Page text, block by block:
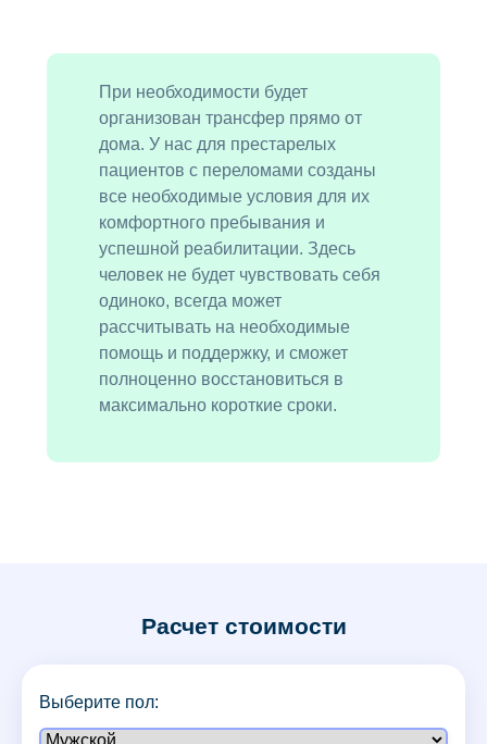
При необходимости будет
организован трансфер прямо от
дома. У нас для престарелых
пациентов с переломами созданы
все необходимые условия для их
комфортного пребывания и
успешной реабилитации. Здесь
человек не будет чувствовать себя
одиноко, всегда может
рассчитывать на необходимые
помощь и поддержку, и сможет
полноценно восстановиться в
максимально короткие сроки.
Расчет стоимости
Выберите пол: